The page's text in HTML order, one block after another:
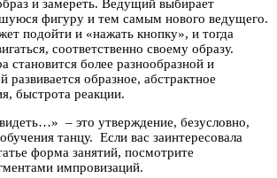
и замереть. Ведущий выбирает
фигуру и тем самым нового ведущего.
подойти и «нажать кнопку», и тогда
соответственно своему образу.
становится более разнообразной и
развивается образное, абстрактное
быстрота реакции.
– это утверждение, безусловно,
танцу. Если вас заинтересовала
форма занятий, посмотрите
импровизаций.